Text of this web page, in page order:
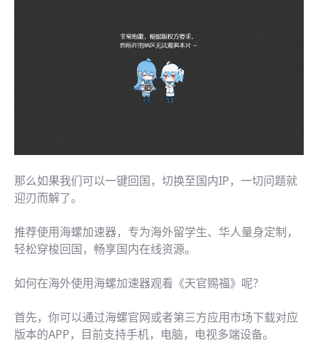
那么如果我们可以一键回国，切换至国内IP，一切问题就
迎刃而解了。
推荐使用海螺加速器，专为海外留学生、华人量身定制，
轻松穿梭回国，畅享国内在线资源。
如何在海外使用海螺加速器观看《天官赐福》呢？
首先，你可以通过海螺官网或者第三方应用市场下载对应
版本的APP，目前支持手机，电脑，电视多端设备。